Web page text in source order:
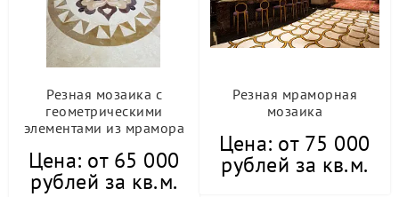
Резная мозаика с
геометрическими
элементами из мрамора
Цена: от 65 000
рублей за кв.м.
Резная мраморная
мозаика
Цена: от 75 000
рублей за кв.м.